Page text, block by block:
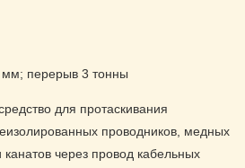
перерыв 3 тонны
для протаскивания
проводников, медных
через провод кабельных